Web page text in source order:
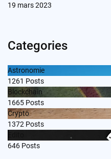
19 mars 2023
Categories
Astronomie
1261 Posts
Blockchain
1665 Posts
Crypto
1372 Posts
646 Posts